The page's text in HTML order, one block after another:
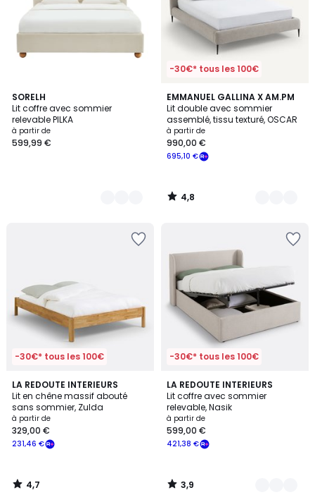
SORELH
Lit coffre avec sommier
relevable PILKA
à partir de
599,99 €
4
Couleurs
-30€* tous les 100€
EMMANUEL GALLINA X AM.PM
Lit double avec sommier
assemblé, tissu texturé, OSCAR
à partir de
695,10 €
990,00 €
4,8
/ 5
2
Couleurs
4,8
/
-30€* tous les 100€
LA REDOUTE INTERIEURS
Lit en chêne massif abouté
sans sommier, Zulda
à partir de
231,46 €
329,00 €
4,7
/ 5
4,7
/
-30€* tous les 100€
LA REDOUTE INTERIEURS
Lit coffre avec sommier
relevable, Nasik
à partir de
421,38 €
599,00 €
3,9
/ 5
2
Couleurs
3,9
/